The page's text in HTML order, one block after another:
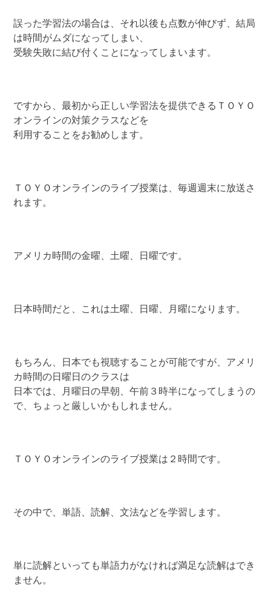
誤った学習法の場合は、それ以後も点数が伸びず、結局
は時間がムダになってしまい、
受験失敗に結び付くことになってしまいます。
ですから、最初から正しい学習法を提供できるＴＯＹＯ
オンラインの対策クラスなどを
利用することをお勧めします。
ＴＯＹＯオンラインのライブ授業は、毎週週末に放送さ
れます。
アメリカ時間の金曜、土曜、日曜です。
日本時間だと、これは土曜、日曜、月曜になります。
もちろん、日本でも視聴することが可能ですが、アメリ
カ時間の日曜日のクラスは
日本では、月曜日の早朝、午前３時半になってしまうの
で、ちょっと厳しいかもしれません。
ＴＯＹＯオンラインのライブ授業は２時間です。
その中で、単語、読解、文法などを学習します。
単に読解といっても単語力がなければ満足な読解はでき
ません。